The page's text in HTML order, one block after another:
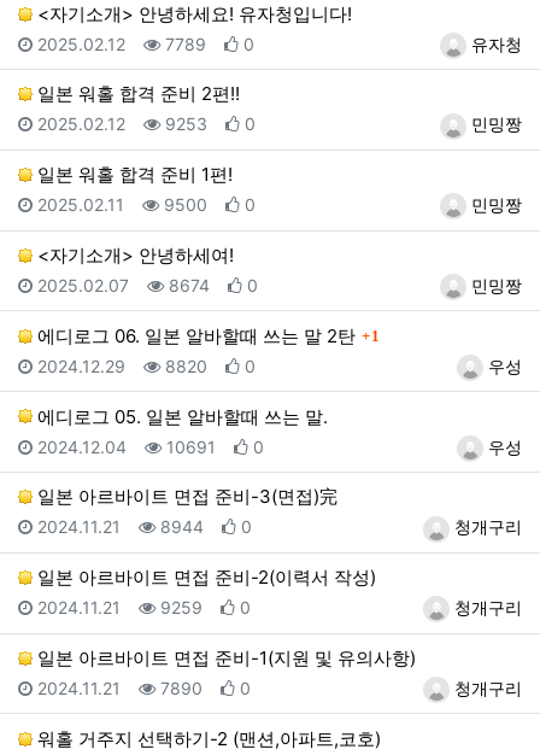
<자기소개> 안녕하세요! 유자청입니다!
등록자유자청
등록일
2025.02.12 조회
7789 추천
0
일본 워홀 합격 준비 2편!!
등록자민밍짱
등록일
2025.02.12 조회
9253 추천
0
일본 워홀 합격 준비 1편!
등록자민밍짱
등록일
2025.02.11 조회
9500 추천
0
<자기소개> 안녕하세여!
등록자민밍짱
등록일
2025.02.07 조회
8674 추천
0
에디로그 06. 일본 알바할때 쓰는 말 2탄 댓글
1
등록자우성
등록일
2024.12.29 조회
8820 추천
0
에디로그 05. 일본 알바할때 쓰는 말.
등록자우성
등록일
2024.12.04 조회
10691 추천
0
일본 아르바이트 면접 준비-3(면접)完
등록자청개구리
등록일
2024.11.21 조회
8944 추천
0
일본 아르바이트 면접 준비-2(이력서 작성)
등록자청개구리
등록일
2024.11.21 조회
9259 추천
0
일본 아르바이트 면접 준비-1(지원 및 유의사항)
등록자청개구리
등록일
2024.11.21 조회
7890 추천
0
워홀 거주지 선택하기-2 (맨션,아파트,코호)